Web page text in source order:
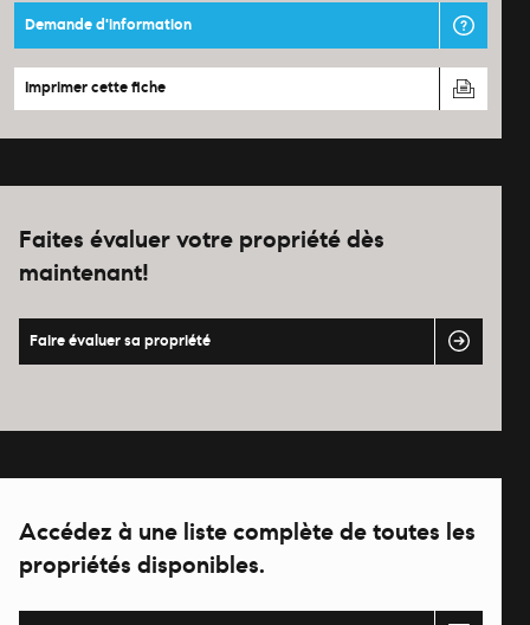
Demande d'information
Imprimer cette fiche
Faites évaluer votre propriété dès
maintenant!
Faire évaluer sa propriété
Accédez à une liste complète de toutes les
propriétés disponibles.